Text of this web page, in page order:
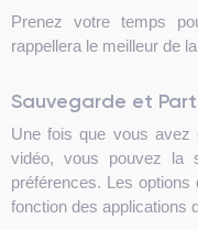
Prenez votre temps
rappellera le meilleur de
Sauvegarde et
Une fois que vous avez
vidéo, vous pouvez la
préférences. Les
fonction des applications